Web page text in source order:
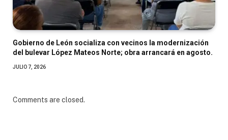
Gobierno de León socializa con vecinos la modernización
del bulevar López Mateos Norte; obra arrancará en agosto.
JULIO 7, 2026
Comments are closed.